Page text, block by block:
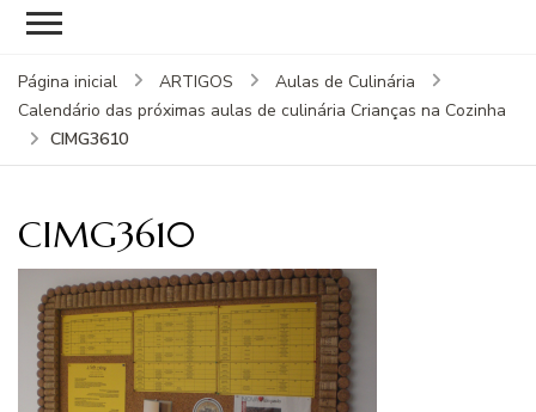
Página inicial ARTIGOS
Aulas de Culinária
Calendário das próximas aulas de culinária Crianças na Cozinha
CIMG3610
CIMG3610